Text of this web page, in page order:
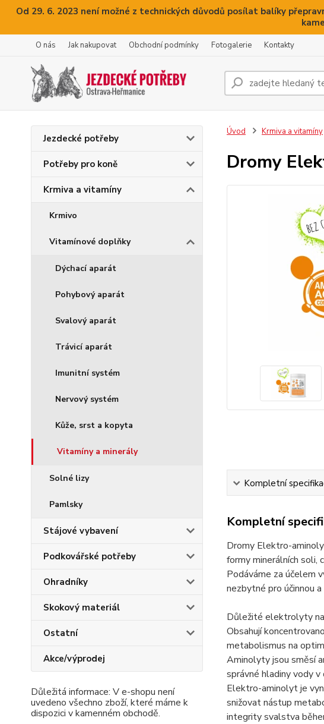
Od 29. 6. 2023 není možné z technických důvodů posílat balíky
O nás Jak nakupovat Obchodní podmínky Fotogalerie Kontakty
Jezdecké potřeby
Potřeby pro koně
Krmiva a vitamíny
Krmivo
Vitamínové doplňky
Dýchací aparát
Pohybový aparát
Svalový aparát
Trávicí aparát
Imunitní systém
Nervový systém
Kůže, srst a kopyta
Vitamíny a minerály
Solné lizy
Pamlsky
Stájové vybavení
Podkovářské potřeby
Ohradníky
Skokový materiál
Ostatní
Akce/výprodej
Důležitá informace: V e-shopu není
uvedeno všechno zboží, které máme k
dispozici v kamenném obchodě.
Úvod Krmiva a vitamíny
Dromy
Kompletní
Kompletní
Dromy Elektro-
formy minerálních soli,
Podáváme za účelem
nezbytné pro účinnou
Důležité elektrolyty
Obsahují
metabolismus na
Aminolyty jsou směsí
správné hladiny vody v
Elektro-aminolyt je
snižovat nástup
integrity svalstva